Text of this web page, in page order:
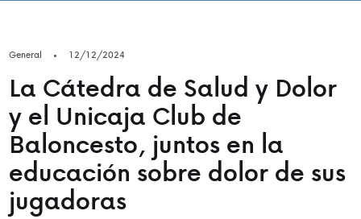
General 12/12/2024
La Cátedra de Salud y Dolor
y el Unicaja Club de
Baloncesto, juntos en la
educación sobre dolor de sus
jugadoras